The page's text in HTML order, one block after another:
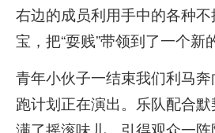
右边的成员利用手中的各种
宝，把“耍贱”带领到了一个新
青年小伙子一结束我们利马
跑计划正在演出。乐队配合